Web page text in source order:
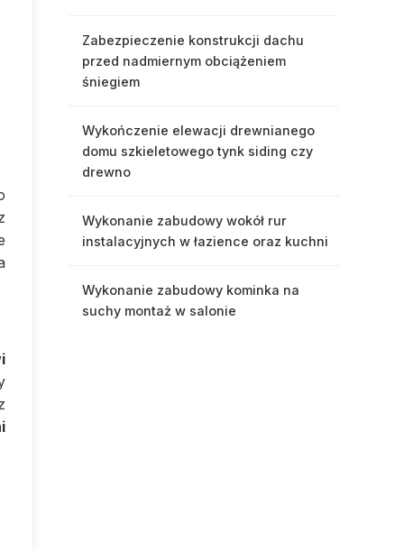
Zabezpieczenie konstrukcji dachu
przed nadmiernym obciążeniem
śniegiem
Wykończenie elewacji drewnianego
domu szkieletowego tynk siding czy
drewno
Wykonanie zabudowy wokół rur
instalacyjnych w łazience oraz kuchni
Wykonanie zabudowy kominka na
suchy montaż w salonie